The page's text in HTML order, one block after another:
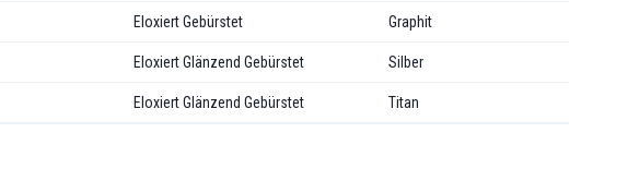
Eloxiert Gebürstet Graphit
Eloxiert Glänzend Gebürstet Silber
Eloxiert Glänzend Gebürstet Titan